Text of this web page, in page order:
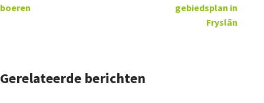
boeren
gebiedsplan in
Fryslân
Gerelateerde berichten